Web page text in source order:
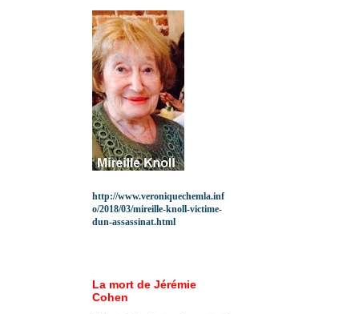
http://www.veroniquechemla.inf
o/2018/03/mireille-knoll-victime-
dun-assassinat.html
La mort de Jérémie
Cohen